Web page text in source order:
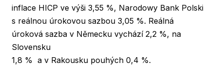
inflace HICP ve výši 3,55 %, Narodowy Bank Polski
s reálnou úrokovou sazbou 3,05 %. Reálná
úroková sazba v Německu vychází 2,2 %, na
Slovensku
1,8 % a v Rakousku pouhých 0,4 %.